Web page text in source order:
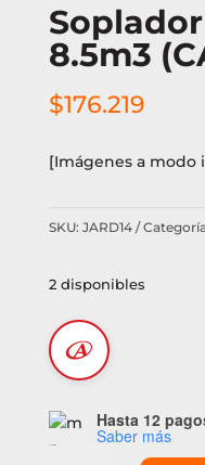
8.5m3
$176.219
[Imágenes a modo
SKU: JARD14
2 disponibles
Hasta 12
Saber más